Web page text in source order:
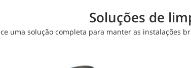
Soluções de
uma solução completa para manter as instalações